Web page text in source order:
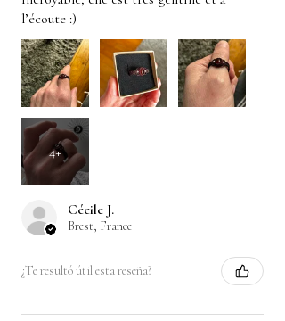
l’écoute :)
4+
Cécile J.
Brest, France
¿Te resultó útil esta reseña?